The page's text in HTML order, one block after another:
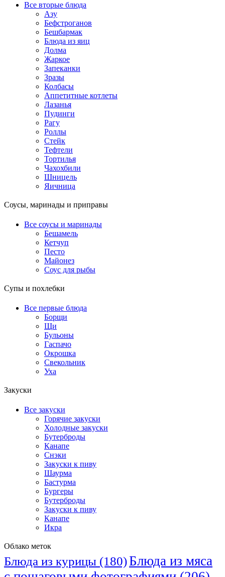
Все вторые блюда
Азу
Бефстроганов
Бешбармак
Блюда из яиц
Долма
Жаркое
Запеканки
Зразы
Колбасы
Аппетитные котлеты
Лазанья
Пудинги
Рагу
Роллы
Стейк
Тефтели
Тортилья
Чахохбили
Шницель
Яичница
Соусы, маринады и приправы
Все соусы и маринады
Бешамель
Кетчуп
Песто
Майонез
Соус для рыбы
Супы и похлебки
Все первые блюда
Борщи
Щи
Бульоны
Гаспачо
Окрошка
Свекольник
Уха
Закуски
Все закуски
Горячие закуски
Холодные закуски
Бутерброды
Канапе
Снэки
Закуски к пиву
Шаурма
Бастурма
Бургеры
Бутерброды
Закуски к пиву
Канапе
Икра
Облако меток
Блюда из курицы (180)Блюда из мяса